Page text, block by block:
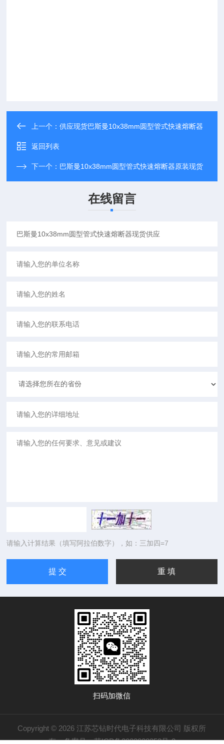
上一个：供应现货巴斯曼10x38mm圆型管式快速熔断器
返回列表
下一个： 巴斯曼10x38mm圆型管式快速熔断器原装现货
在线留言
请输入计算结果（填写阿拉伯数字），如：三加四=7
扫码加微信
Copyright © 2026 江苏芯钻时代电子科技有限公司 版权所
有备案号：苏ICP备2022028353号-2